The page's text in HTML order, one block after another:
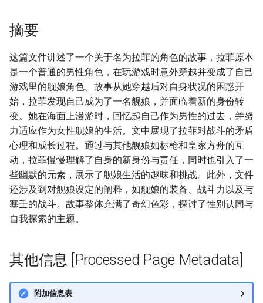
摘要
这篇文件讲述了一个关于名为拉菲的角色的故事，拉菲原本
是一个普通的男性角色，在玩游戏时意外穿越并变成了自己
游戏里的舰娘角色。故事从她穿越后对自身状况的困惑开
始，拉菲发现自己成为了一名舰娘，并面临着新的身份转
变。她在海面上漫游时，回忆起自己作为男性的过去，并努
力适应作为女性舰娘的生活。文中展现了拉菲对战斗的矛盾
心理和成长过程。通过与其他舰娘如标枪和皇家方舟的互
动，拉菲慢慢理解了自身的新身份与责任，同时也引入了一
些幽默的元素，展示了舰娘生活的趣味和挑战。此外，文件
还涉及到对舰娘设定的阐释，如舰娘的装备、战斗力以及与
塞壬的战斗。故事整体充满了奇幻色彩，探讨了性别认同与
自我探索的主题。
其他信息 [Processed Page Metadata]
附加信息表